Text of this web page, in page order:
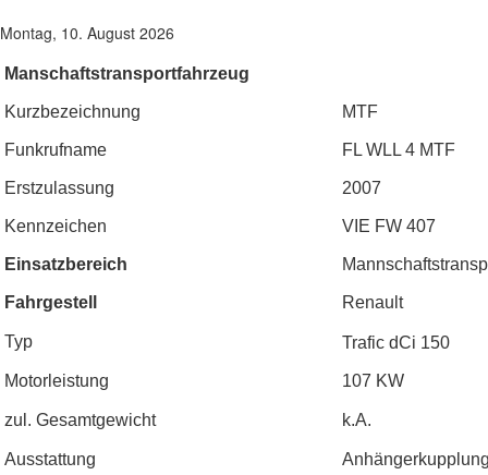
Montag, 10. August 2026
Manschaftstransportfahrzeug
Kurzbezeichnung MTF
Funkrufname FL WLL
Erstzulassung 2007
Kennzeichen VIE FW 407
Einsatzbereich
Fahrgestell Renault
Typ Trafic dCi 150
Motorleistung 107 KW
zul. Gesamtgewicht k.A.
Ausstattung